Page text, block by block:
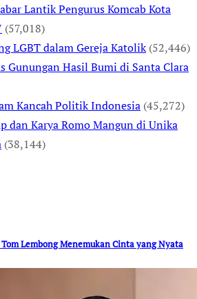
Lantik Pengurus Komcab Kota
(57,018)
LGBT dalam Gereja Katolik (52,446)
Gunungan Hasil Bumi di Santa Clara
Kancah Politik Indonesia (45,272)
dan Karya Romo Mangun di Unika
(38,144)
Lembong Menemukan Cinta yang Nyata